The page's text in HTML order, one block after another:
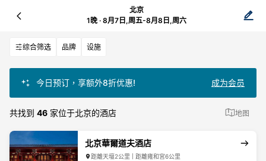
北京
1晚 · 8月7日,周五-8月8日,周六
综合筛选 品牌 设施
今日预订，享额外8折优惠! 成为会员
共找到 46 家位于北京的酒店 地图
北京華爾道夫酒店
距離天壇2公里 | 距離雍和宮6公里